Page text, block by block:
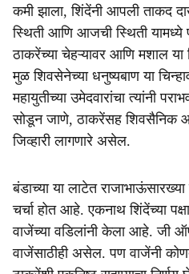
कमी झाला, शिंदेंनी आपली ताकद
स्थिती आणि आजची स्थिती
ठाकरेंच्या चेहऱ्यावर आणि मशाल
मुळ शिवसेनेच्या धनुष्यबाण या
महायुतीच्या उमेदवारांचा त्यांनी
सोडून जाणे, ठाकरेंसह शिवसैनिक
जिव्हारी लागणारे असेल.
बंडाच्या या लाटेत
चर्चा होत आहे. एकनाथ शिंदेंच्या
वाजेंच्या वडिलांनी केला आहे. जी
वाजेंसाठीही असेल. पण वाजेंनी